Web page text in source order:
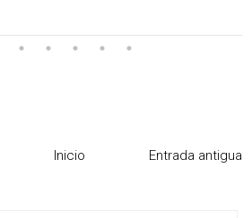
Entrada antigua
Inicio